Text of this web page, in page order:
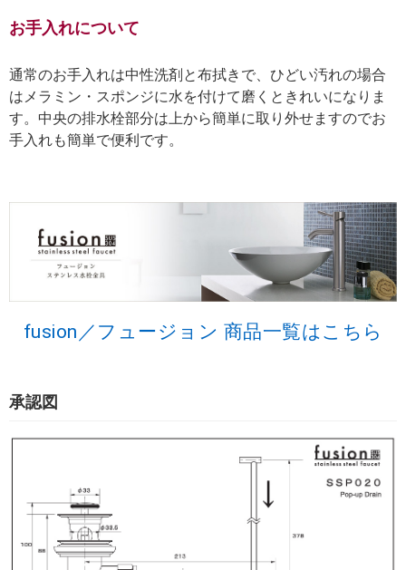
お手入れについて
通常のお手入れは中性洗剤と布拭きで、ひどい汚れの場合
はメラミン・スポンジに水を付けて磨くときれいになりま
す。中央の排水栓部分は上から簡単に取り外せますのでお
手入れも簡単で便利です。
fusion／フュージョン 商品一覧はこちら
承認図